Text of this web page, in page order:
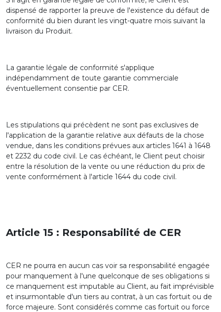
dispensé de rapporter la preuve de l'existence du défaut de
conformité du bien durant les vingt-quatre mois suivant la
livraison du Produit.
La garantie légale de conformité s'applique
indépendamment de toute garantie commerciale
éventuellement consentie par CER.
Les stipulations qui précèdent ne sont pas exclusives de
l'application de la garantie relative aux défauts de la chose
vendue, dans les conditions prévues aux articles 1641 à 1648
et 2232 du code civil. Le cas échéant, le Client peut choisir
entre la résolution de la vente ou une réduction du prix de
vente conformément à l'article 1644 du code civil.
Article 15 : Responsabilité de CER
CER ne pourra en aucun cas voir sa responsabilité engagée
pour manquement à l'une quelconque de ses obligations si
ce manquement est imputable au Client, au fait imprévisible
et insurmontable d'un tiers au contrat, à un cas fortuit ou de
force majeure. Sont considérés comme cas fortuit ou force